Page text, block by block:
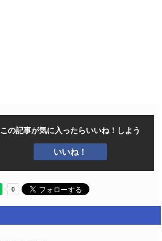
この記事が気に入ったらいいね！しよう
いいね！